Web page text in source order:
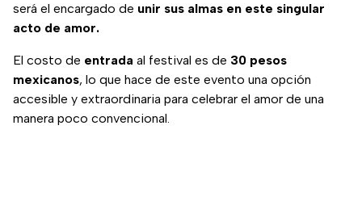
será el encargado de unir sus almas en este singular
acto de amor.
El costo de entrada al festival es de 30 pesos
mexicanos, lo que hace de este evento una opción
accesible y extraordinaria para celebrar el amor de una
manera poco convencional.